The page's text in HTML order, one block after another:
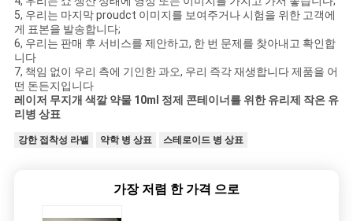
5, 우리는 마지막 proudct 이미지를 보여주거나 시험을 위한 고객에
게 표본을 발송합니다;
6, 우리는 판매 후 서비스를 제안하고, 한 번 문제를 찾아내고 확인합
니다
7, 책임 없이 우리 측에 기인한 과오, 우리 즉각 재생합니다 제품을 어
떤 돈든지입니다
레이저 무지개 색깔 약물 10ml 정제 콘테이너를 위한 유리제 작은 유
리병 상표
강한 접착성 라벨 약학 병 상표 스테로이드 병 상표
가장 저렴 한 가격 으로